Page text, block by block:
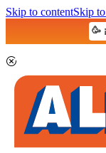
Skip to contentSkip
🥳